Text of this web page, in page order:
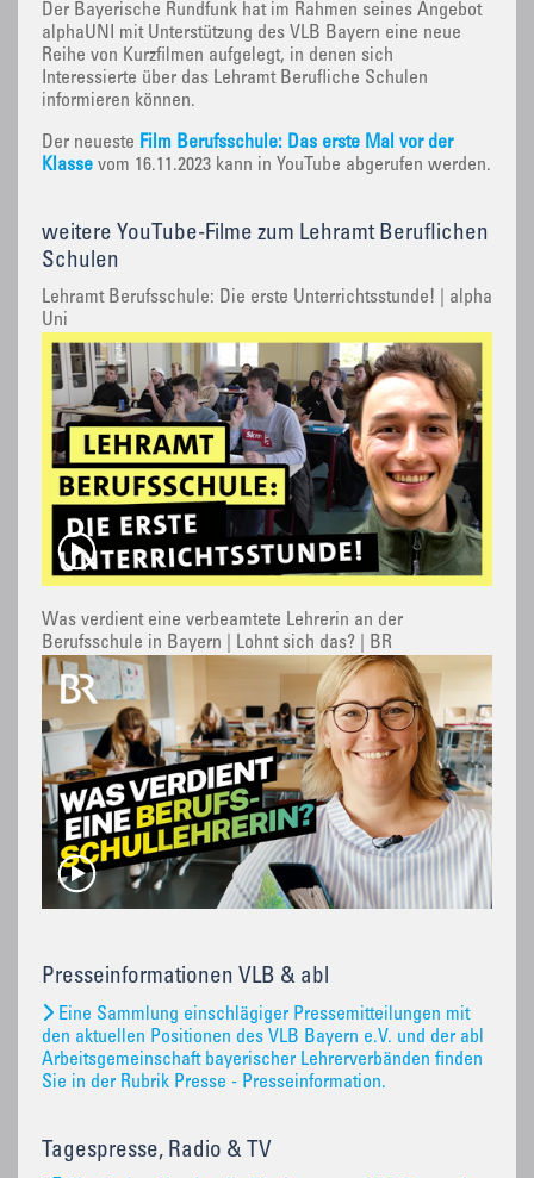
Der Bayerische Rundfunk hat im Rahmen seines Angebot
alphaUNI mit Unterstützung des VLB Bayern eine neue
Reihe von Kurzfilmen aufgelegt, in denen sich
Interessierte über das Lehramt Berufliche Schulen
informieren können.
Der neueste Film Berufsschule: Das erste Mal vor der
Klasse vom 16.11.2023 kann in YouTube abgerufen werden.
weitere YouTube-Filme zum Lehramt Beruflichen
Schulen
Lehramt Berufsschule: Die erste Unterrichtsstunde! | alpha
Uni
Was verdient eine verbeamtete Lehrerin an der
Berufsschule in Bayern | Lohnt sich das? | BR
Presseinformationen VLB & abl
Eine Sammlung einschlägiger Pressemitteilungen mit
den aktuellen Positionen des VLB Bayern e.V. und der abl
Arbeitsgemeinschaft bayerischer Lehrerverbänden finden
Sie in der Rubrik Presse - Presseinformation.
Tagespresse, Radio & TV